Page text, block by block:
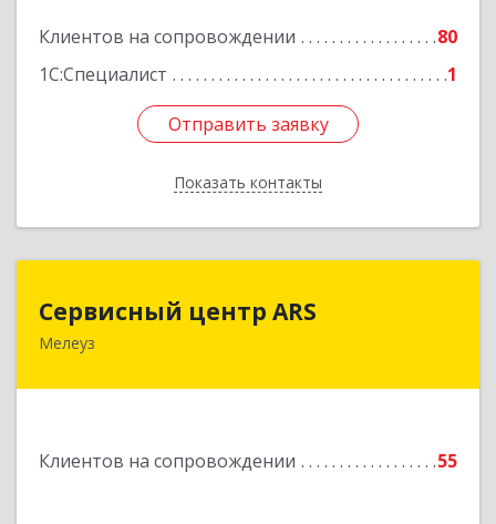
Клиентов на сопровождении
80
1С:Специалист
1
Отправить заявку
Показать контакты
Отправить заявку
Назад
Сервисный центр ARS
Мелеуз
Клиентов на сопровождении 55